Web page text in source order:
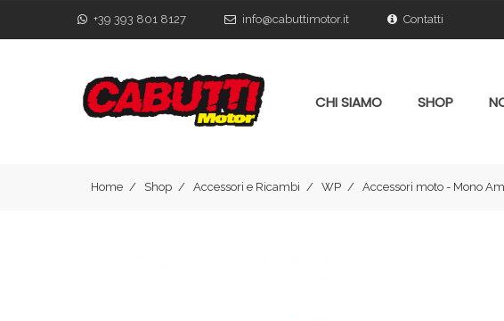
+39 393 801 8127 info@cabuttimotor.it Contatti
CHI SIAMO SHOP
Home Shop Accessori e Ricambi WP Accessori moto - Mono